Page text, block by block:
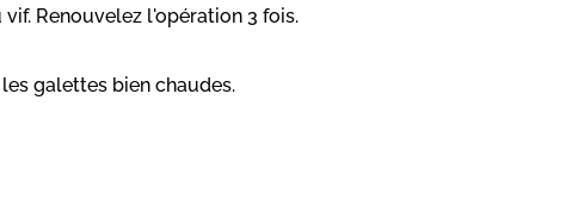
vif. Renouvelez l'opération 3 fois.
galettes bien chaudes.